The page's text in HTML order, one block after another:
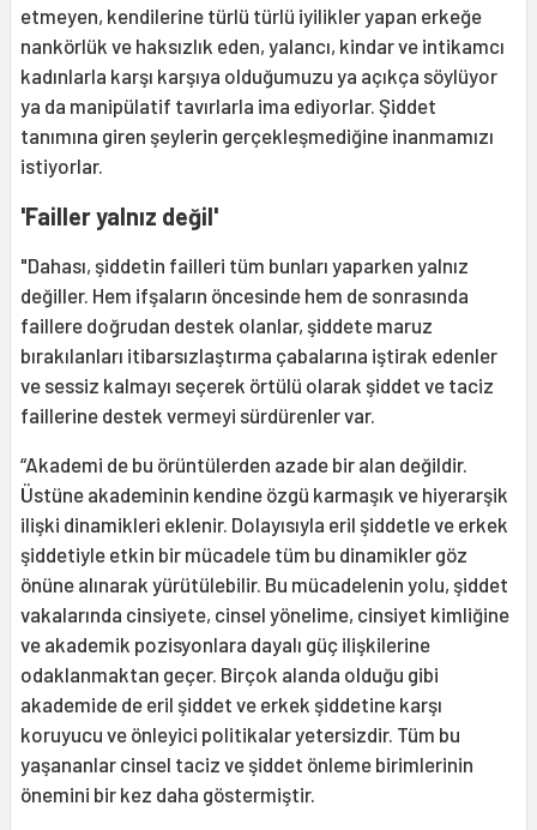
etmeyen, kendilerine türlü türlü iyilikler yapan erkeğe
nankörlük ve haksızlık eden, yalancı, kindar ve intikamcı
kadınlarla karşı karşıya olduğumuzu ya açıkça söylüyor
ya da manipülatif tavırlarla ima ediyorlar. Şiddet
tanımına giren şeylerin gerçekleşmediğine inanmamızı
istiyorlar.
'Failler yalnız değil'
"Dahası, şiddetin failleri tüm bunları yaparken yalnız
değiller. Hem ifşaların öncesinde hem de sonrasında
faillere doğrudan destek olanlar, şiddete maruz
bırakılanları itibarsızlaştırma çabalarına iştirak edenler
ve sessiz kalmayı seçerek örtülü olarak şiddet ve taciz
faillerine destek vermeyi sürdürenler var.
“Akademi de bu örüntülerden azade bir alan değildir.
Üstüne akademinin kendine özgü karmaşık ve hiyerarşik
ilişki dinamikleri eklenir. Dolayısıyla eril şiddetle ve erkek
şiddetiyle etkin bir mücadele tüm bu dinamikler göz
önüne alınarak yürütülebilir. Bu mücadelenin yolu, şiddet
vakalarında cinsiyete, cinsel yönelime, cinsiyet kimliğine
ve akademik pozisyonlara dayalı güç ilişkilerine
odaklanmaktan geçer. Birçok alanda olduğu gibi
akademide de eril şiddet ve erkek şiddetine karşı
koruyucu ve önleyici politikalar yetersizdir. Tüm bu
yaşananlar cinsel taciz ve şiddet önleme birimlerinin
önemini bir kez daha göstermiştir.